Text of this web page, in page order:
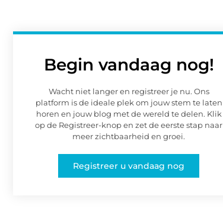
Begin vandaag nog!
Wacht niet langer en registreer je nu. Ons
platform is de ideale plek om jouw stem te laten
horen en jouw blog met de wereld te delen. Klik
op de Registreer-knop en zet de eerste stap naar
meer zichtbaarheid en groei.
Registreer u vandaag nog